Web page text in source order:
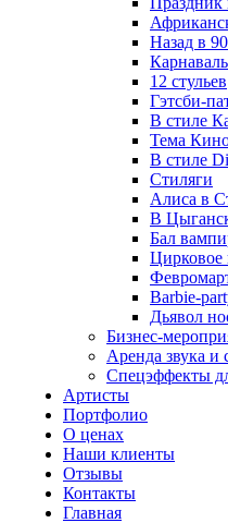
Назад в
12 стульев
Гэтсби-
В стиле
Тема
В стиле
Стиляги
Алиса в
В
Бал
Цирковое
Barbie-
Дьявол
Бизнес-
Аренда звука и
Спецэффекты
Артисты
Портфолио
О ценах
Наши клиенты
Отзывы
Контакты
Главная